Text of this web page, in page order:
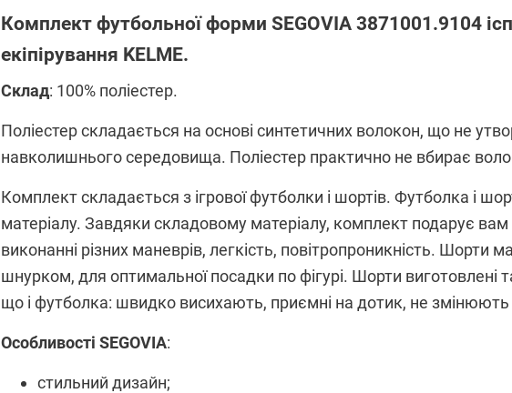
Комплект футбольної форми SEGOVIA 3871001.9104
екіпірування KELME.
Склад: 100% поліестер.
Поліестер складається на основі синтетичних волокон, що не
навколишнього середовища. Поліестер практично не вбирає
Комплект складається з ігрової футболки і шортів. Футболка і
матеріалу. Завдяки складовому матеріалу, комплект подарує
виконанні різних маневрів, легкість, повітропроникність.
шнурком, для оптимальної посадки по фігурі. Шорти виготовлені
що і футболка: швидко висихають, приємні на дотик, не
Особливості SEGOVIA:
стильний дизайн;